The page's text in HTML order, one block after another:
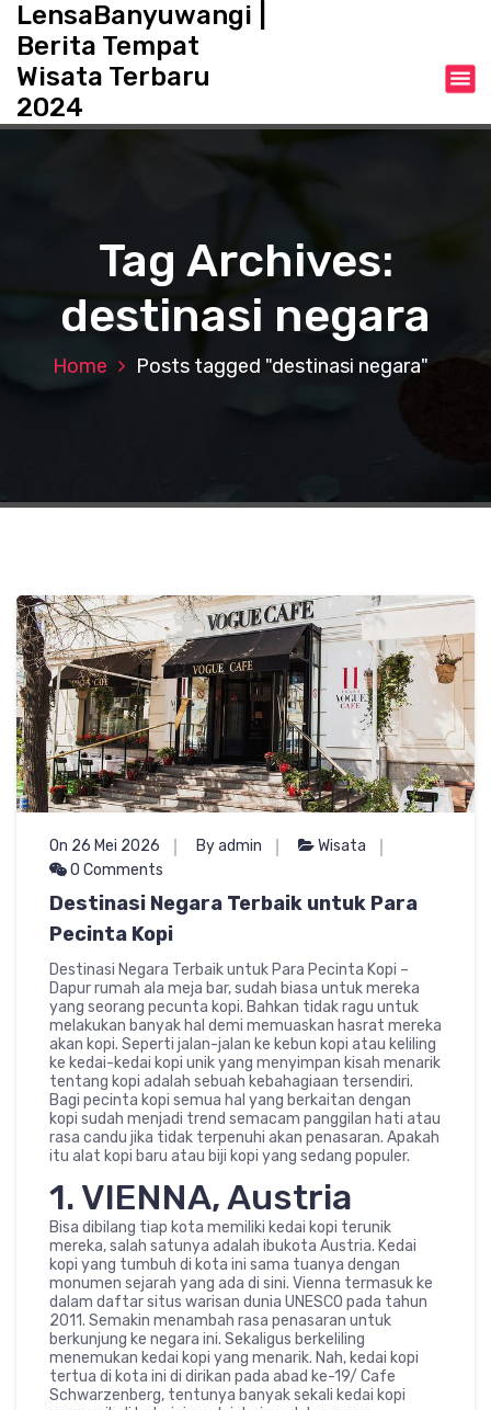
o
LensaBanyuwangi |
Berita Tempat
Wisata Terbaru
2024
Tag Archives:
destinasi negara
Home Posts tagged "destinasi negara"
On 26 Mei 2026 By admin
Wisata
0 Comments
Destinasi Negara Terbaik untuk Para
Pecinta Kopi
Destinasi Negara Terbaik untuk Para Pecinta Kopi –
Dapur rumah ala meja bar, sudah biasa untuk mereka
yang seorang pecunta kopi. Bahkan tidak ragu untuk
melakukan banyak hal demi memuaskan hasrat mereka
akan kopi. Seperti jalan-jalan ke kebun kopi atau keliling
ke kedai-kedai kopi unik yang menyimpan kisah menarik
tentang kopi adalah sebuah kebahagiaan tersendiri.
Bagi pecinta kopi semua hal yang berkaitan dengan
kopi sudah menjadi trend semacam panggilan hati atau
rasa candu jika tidak terpenuhi akan penasaran. Apakah
itu alat kopi baru atau biji kopi yang sedang populer.
1. VIENNA, Austria
Bisa dibilang tiap kota memiliki kedai kopi terunik
mereka, salah satunya adalah ibukota Austria. Kedai
kopi yang tumbuh di kota ini sama tuanya dengan
monumen sejarah yang ada di sini. Vienna termasuk ke
dalam daftar situs warisan dunia UNESCO pada tahun
2011. Semakin menambah rasa penasaran untuk
berkunjung ke negara ini. Sekaligus berkeliling
menemukan kedai kopi yang menarik. Nah, kedai kopi
tertua di kota ini di dirikan pada abad ke-19/ Cafe
Schwarzenberg, tentunya banyak sekali kedai kopi